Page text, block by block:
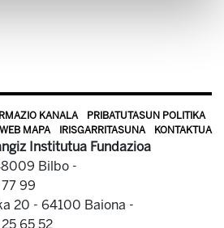
KANALA
PRIBATUTASUN POLITIKA
WEB MAPA
IRISGARRITASUNA KONTAKTUA
Institutua Fundazioa
Bilbo -
99
20 - 64100 Baiona -
65 52